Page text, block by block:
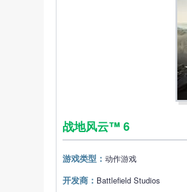
战地风云™ 6
游戏类型： 动作‎游戏
开发商： Battlefield Studios